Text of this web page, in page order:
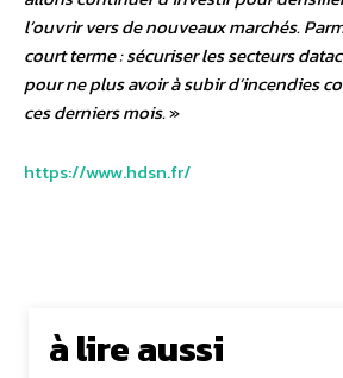
l’ouvrir vers de nouveaux marchés.
court terme : sécuriser les secteurs
pour ne plus avoir à subir d’incendies
ces derniers mois.»
https://www.hdsn.fr/
à lire aussi